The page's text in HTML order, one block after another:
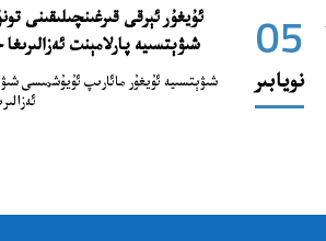
ئۇيغۇر ئېرقى قىرغىنچىلىقىنى
شىۋېتسىيە پارلامېنت
شىۋېتسىيە ئۇيغۇر مائارىپ ئۇيۇشمىسى
05
نويابىر